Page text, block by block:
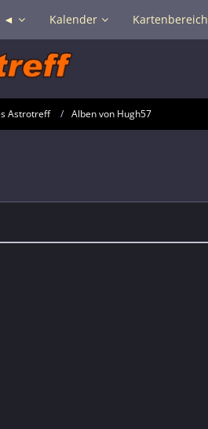
◄ Kalender Kartenbereich
Astrotreff Alben von Hugh57